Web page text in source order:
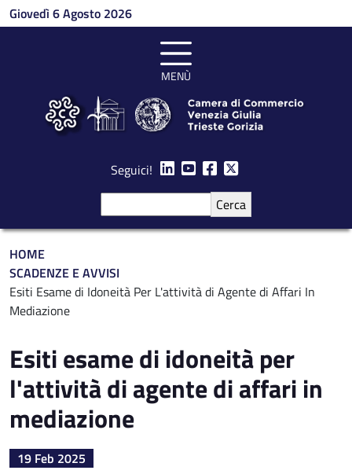
Salta al contenuto principale
Giovedì 6 Agosto 2026
MENÙ
Seguici!
Briciole di pane
HOME
SCADENZE E AVVISI
Esiti Esame di Idoneità Per L'attività di Agente di Affari In
Mediazione
Esiti esame di idoneità per
l'attività di agente di affari in
mediazione
19 Feb 2025